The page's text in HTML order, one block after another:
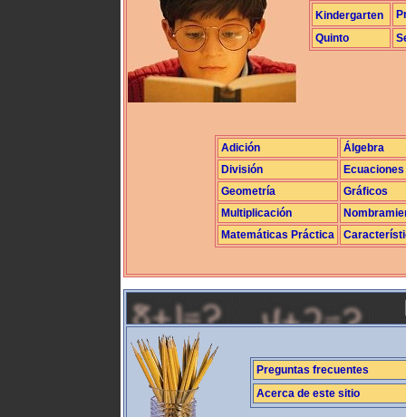
Kindergarten
Quinto
Adición
Álgebra
División
Ecuaciones
Geometría
Gráficos
Multiplicación
Matemáticas Práctica
Preguntas frecuentes
Acerca de este sitio